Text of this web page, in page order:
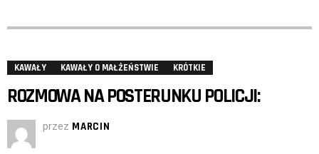
KAWAŁY KAWAŁY O MAŁŻEŃSTWIE KRÓTKIE
ROZMOWA NA POSTERUNKU POLICJI:
przez MARCIN